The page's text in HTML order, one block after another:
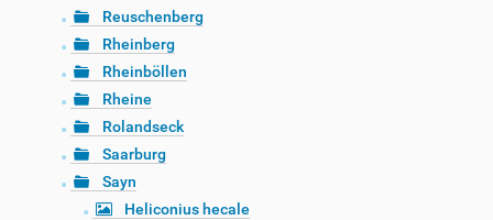
Reuschenberg
Rheinberg
Rheinböllen
Rheine
Rolandseck
Saarburg
Sayn
Heliconius hecale